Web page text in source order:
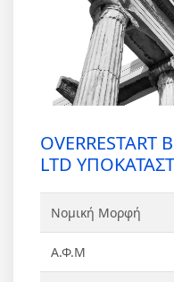
OVERRESTART
LTD
Νομική Μορφή
Α.Φ.Μ